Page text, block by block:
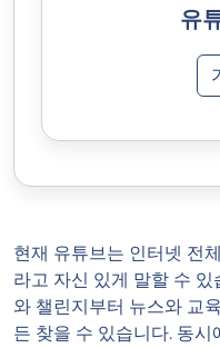
유
현재 유튜브는 인터넷 전
라고 자신 있게 말할 수
와 챌린지부터 뉴스와 교
든 찾을 수 있습니다. 동